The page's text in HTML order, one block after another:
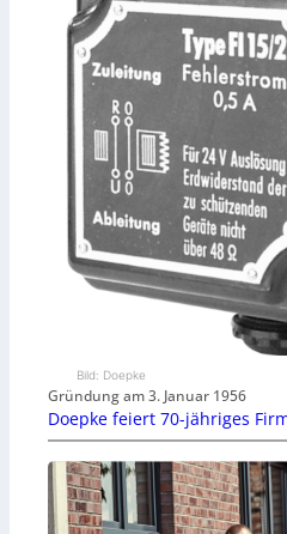
Bild: Doepke
Gründung am 3. Januar 1956
Doepke feiert 70-jähriges